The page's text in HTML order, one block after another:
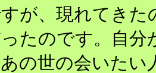
が、現れてきた
たのです。自分
の世の会いたい